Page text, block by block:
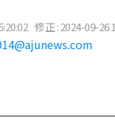
修正 : 2024-09-26